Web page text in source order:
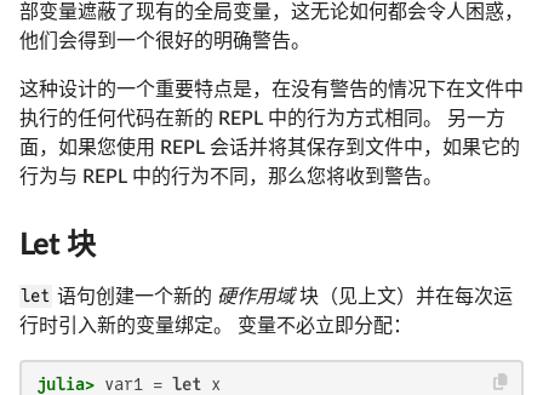
部变量遮蔽了现有的全局变量，这无论如何都会令人困惑，
他们会得到一个很好的明确警告。
这种设计的一个重要特点是，在没有警告的情况下在文件中
执行的任何代码在新的 REPL 中的行为方式相同。 另一方
面，如果您使用 REPL 会话并将其保存到文件中，如果它的
行为与 REPL 中的行为不同，那么您将收到警告。
Let 块
let 语句创建一个新的 硬作用域块（见上文）并在每次运
行时引入新的变量绑定。 变量不必立即分配：
julia> var1 = let x